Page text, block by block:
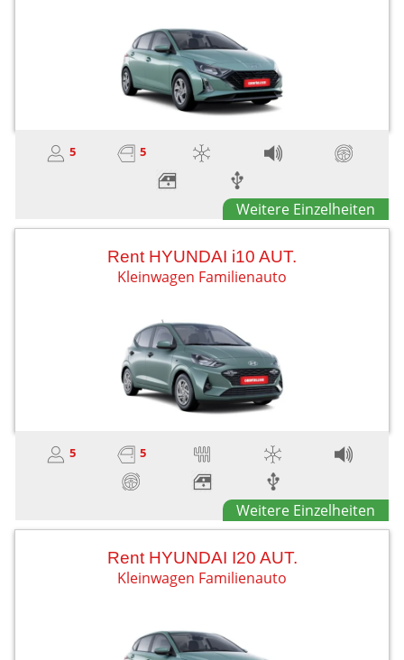
5 5
Weitere Einzelheiten
Rent HYUNDAI i10 AUT.
Kleinwagen Familienauto
5 5
Weitere Einzelheiten
Rent HYUNDAI I20 AUT.
Kleinwagen Familienauto